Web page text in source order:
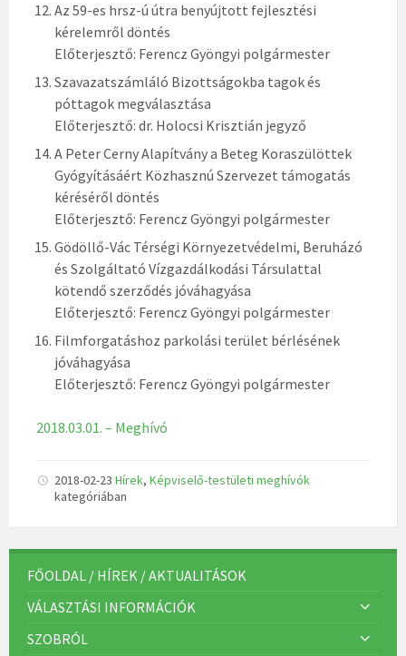
Az 59-es hrsz-ú útra benyújtott fejlesztési
kérelemről döntés
Előterjesztő: Ferencz Gyöngyi polgármester
Szavazatszámláló Bizottságokba tagok és
póttagok megválasztása
Előterjesztő: dr. Holocsi Krisztián jegyző
A Peter Cerny Alapítvány a Beteg Koraszülöttek
Gyógyításáért Közhasznú Szervezet támogatás
kéréséről döntés
Előterjesztő: Ferencz Gyöngyi polgármester
Gödöllő-Vác Térségi Környezetvédelmi, Beruházó
és Szolgáltató Vízgazdálkodási Társulattal
kötendő szerződés jóváhagyása
Előterjesztő: Ferencz Gyöngyi polgármester
Filmforgatáshoz parkolási terület bérlésének
jóváhagyása
Előterjesztő: Ferencz Gyöngyi polgármester
2018.03.01. – Meghívó
2018-02-23 Hírek, Képviselő-testületi meghívók
kategóriában
FŐOLDAL / HÍREK / AKTUALITÁSOK
VÁLASZTÁSI INFORMÁCIÓK
SZOBRÓL